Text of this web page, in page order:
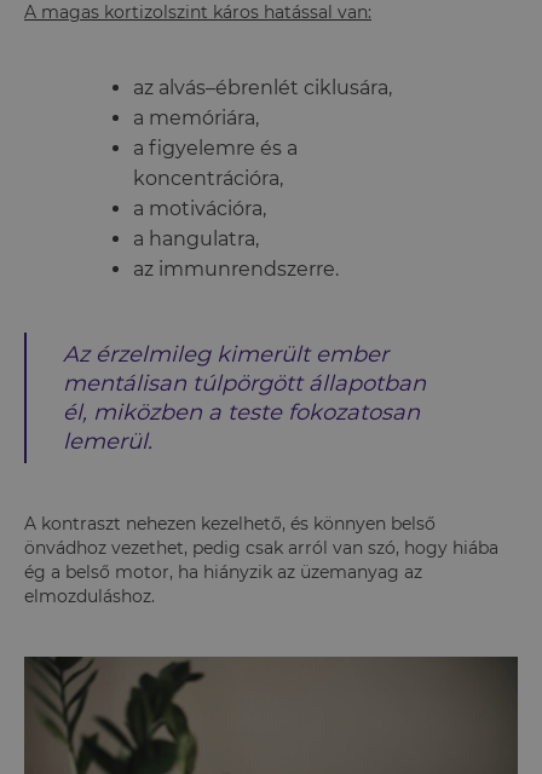
A magas kortizolszint káros hatással van:
az alvás–ébrenlét ciklusára,
a memóriára,
a figyelemre és a
koncentrációra,
a motivációra,
a hangulatra,
az immunrendszerre.
Az érzelmileg kimerült ember
mentálisan túlpörgött állapotban
él, miközben a teste fokozatosan
lemerül.
A kontraszt nehezen kezelhető, és könnyen belső
önvádhoz vezethet, pedig csak arról van szó, hogy hiába
ég a belső motor, ha hiányzik az üzemanyag az
elmozduláshoz.